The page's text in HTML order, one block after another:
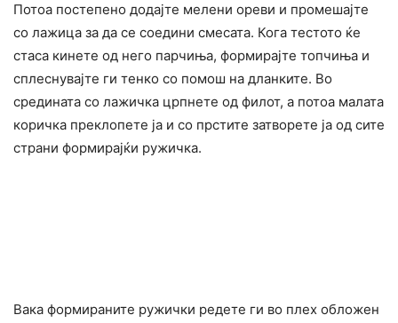
Потоа постепено додајте мелени ореви и промешајте
со лажица за да се соедини смесата. Кога тестото ќе
стаса кинете од него парчиња, формирајте топчиња и
сплеснувајте ги тенко со помош на дланките. Во
средината со лажичка црпнете од филот, а потоа малата
коричка преклопете ја и со прстите затворете ја од сите
страни формирајќи ружичка.
Вака формираните ружички редете ги во плех обложен